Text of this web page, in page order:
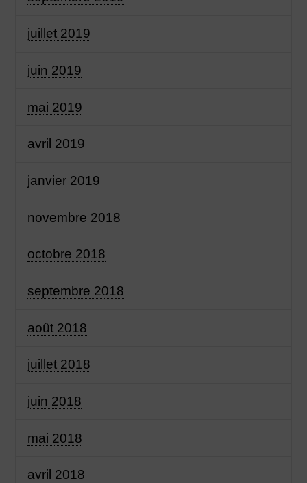
juillet 2019
juin 2019
mai 2019
avril 2019
janvier 2019
novembre 2018
octobre 2018
septembre 2018
août 2018
juillet 2018
juin 2018
mai 2018
avril 2018